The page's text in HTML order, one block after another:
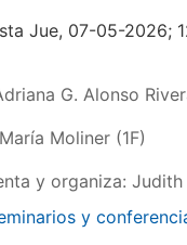
Jue, 07-05-2026;
G. Alonso
Moliner (1F)
y organiza:
y